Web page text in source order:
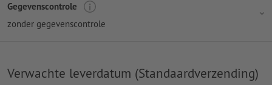
Gegevenscontrole
zonder gegevenscontrole
Verwachte leverdatum (Standaardverzending)